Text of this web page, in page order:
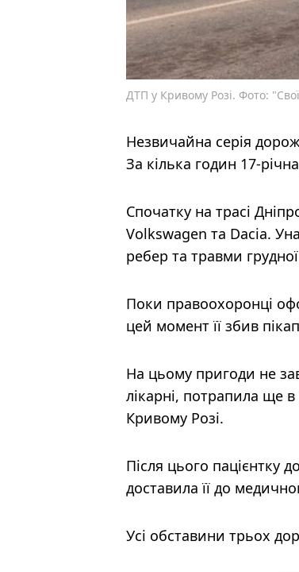
ДТП у Кривому Розі. Фото:
Незвичайна серія
За кілька годин 17-
Спочатку на трасі
Volkswagen та Dacia.
ребер та травми
Поки правоохоронці
цей момент її збив
На цьому пригоди не
лікарні, потрапила ще
Кривому Розі.
Після цього пацієнтку
доставила її до
Усі обставини трьох